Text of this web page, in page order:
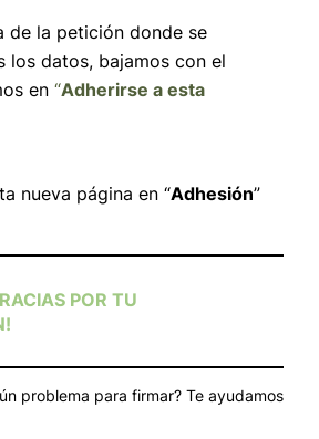
de la petición donde se
los datos, bajamos con el
en “Adherirse a esta
nueva página en “Adhesión”
POR TU
!
problema para firmar? Te ayudamos